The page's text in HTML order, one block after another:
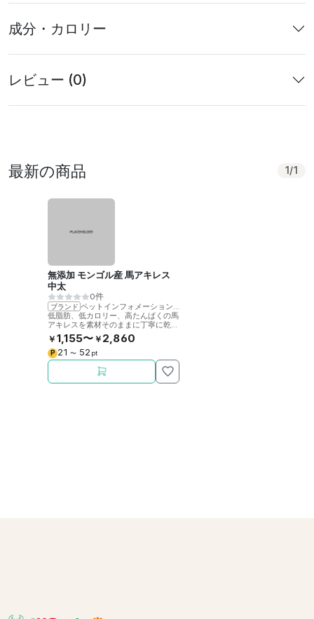
成分・カロリー
レビュー (0)
最新の商品 1 /1
無添加 モンゴル産 馬アキレス
中太
0件
ブランド
低脂肪、低カロリー、高たんぱくの馬
アキレスを素材そのままに丁寧に乾燥
させました。噛むことで歯の健康をサ
ポート。
￥ 1,155〜 ￥ 2,860
P 21 〜 52 pt